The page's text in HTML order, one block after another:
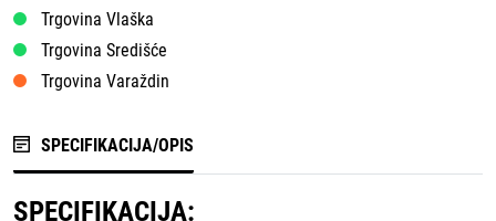
Trgovina Vlaška
Trgovina Središće
Trgovina Varaždin
SPECIFIKACIJA/OPIS
SPECIFIKACIJA: